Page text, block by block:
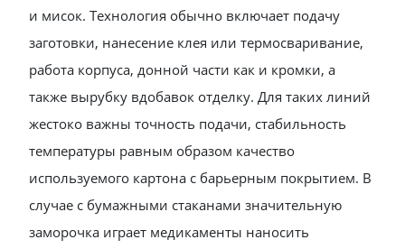
и мисок. Технология обычно включает подачу
заготовки, нанесение клея или термосваривание,
работа корпуса, донной части как и кромки, а
также вырубку вдобавок отделку. Для таких линий
жестоко важны точность подачи, стабильность
температуры равным образом качество
используемого картона с барьерным покрытием. В
случае с бумажными стаканами значительную
заморочка играет медикаменты наносить